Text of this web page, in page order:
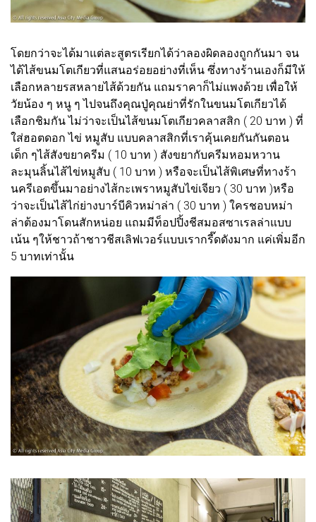
โดยกว่าจะได้มาแต่ละสูตรเรียกได้ว่าลองผิดลองถูกกันมา จน
ได้ไส้ขนมโตเกียวที่แสนอร่อยอย่างที่เห็น ซึ่งทางร้านเองก็มีให้
เลือกหลายรสหลายไส้ด้วยกัน แถมราคาก็ไม่แพงด้วย เพื่อให้
วัยน้อง ๆ หนู ๆ ไปจนถึงคุณปู่คุณย่าที่รักในขนมโตเกียวได้
เลือกชิมกัน ไม่ว่าจะเป็นไส้ขนมโตเกียวคลาสสิก ( 20 บาท ) ที่
ใส่ฮอตดอก ไข่ หมูสับ แบบคลาสสิกที่เราคุ้นเคยกันกันตอน
เด็ก ๆไส้สังขยาครีม ( 10 บาท ) สังขยากับครีมหอมหวาน
ละมุนลิ้นไส้ไข่หมูสับ ( 10 บาท ) หรือจะเป็นไส้พิเศษที่ทางร้า
นครีเอตขึ้นมาอย่างไส้กะเพราหมูสับไข่เจียว ( 30 บาท )หรือ
ว่าจะเป็นไส้ไก่ย่างบาร์บีคิวหม่าล่า ( 30 บาท ) ใครชอบหม่า
ล่าต้องมาโดนสักหน่อย แถมมีท็อปปิ้งชีสมอสซาเรลล่าแบบ
เน้น ๆให้ชาวถ้าชาวชีสเลิฟเวอร์แบบเรากรี๊ดดังมาก แค่เพิ่มอีก
5 บาทเท่านั้น